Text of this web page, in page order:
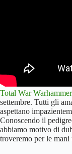
Total War
settembre. Tutti gli
aspettano
Conoscendo il
abbiamo motivo di
troveremo per le mani